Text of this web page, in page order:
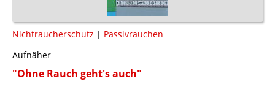
Nichtraucherschutz | Passivrauchen
Aufnäher
"Ohne Rauch geht's auch"